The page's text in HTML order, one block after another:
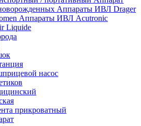
Аппараты ИВЛ Drager
Аппараты ИВЛ Acutronic
Liquide
насос
прикроватный